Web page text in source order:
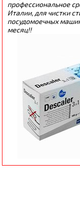
профессиональное
Италии, для чистки
посудомоечных
месяц!!